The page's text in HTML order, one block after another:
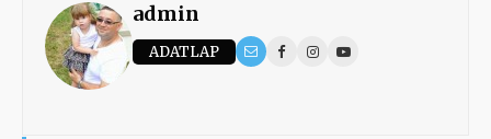
admin
ADATLAP